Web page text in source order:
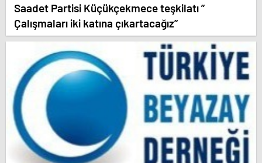
Saadet Partisi Küçükçekmece teşkilatı ”
Çalışmaları iki katına çıkartacağız”